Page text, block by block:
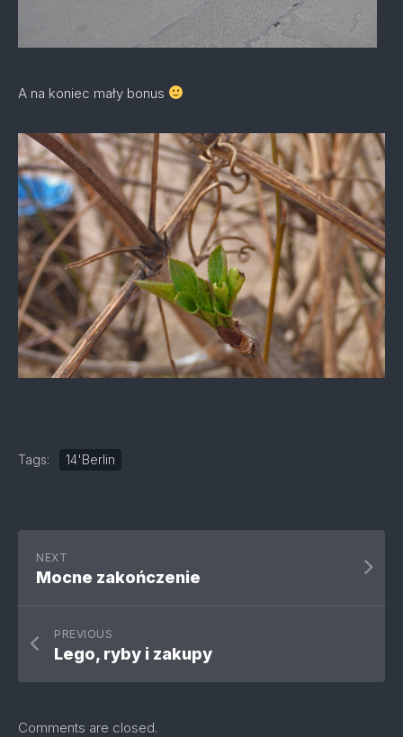
A na koniec mały bonus
Tags: 14'Berlin
NEXT
Mocne zakończenie
PREVIOUS
Lego, ryby i zakupy
Comments are closed.